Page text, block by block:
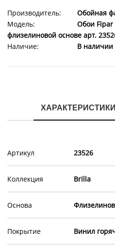
Производитель:
Обойная
Модель:
Обои
флизелиновой основе арт.
Наличие:
В наличии
ХАРАКТЕРИСТИКИ
Артикул 23526
Коллекция Brilla
Основа
Покрытие Винил